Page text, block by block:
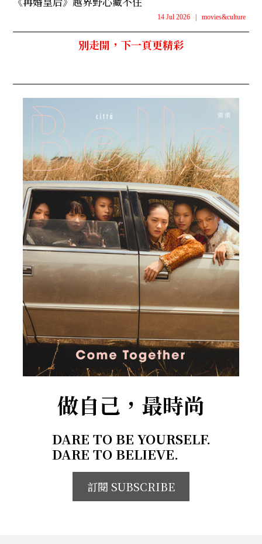
14 Jul 2026 | movies&culture
別走開，下一頁更精彩
做自己，最時尚
DARE TO BE YOURSELF.
DARE TO BELIEVE.
訂閱 SUBSCRIBE